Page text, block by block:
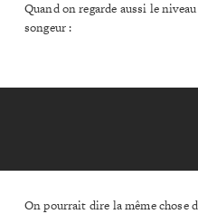
Quand on regarde aussi le
songeur :
On pourrait dire la même chose